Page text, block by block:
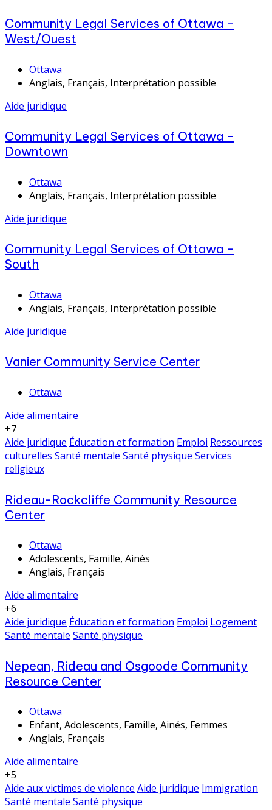
Community Legal Services of Ottawa –
West/Ouest
Ottawa
Anglais, Français, Interprétation possible
Aide juridique
Community Legal Services of Ottawa –
Downtown
Ottawa
Anglais, Français, Interprétation possible
Aide juridique
Community Legal Services of Ottawa –
South
Ottawa
Anglais, Français, Interprétation possible
Aide juridique
Vanier Community Service Center
Ottawa
Aide alimentaire
+7
Aide juridique Éducation et formation Emploi Ressources
culturelles Santé mentale Santé physique Services
religieux
Rideau-Rockcliffe Community Resource
Center
Ottawa
Adolescents, Famille, Ainés
Anglais, Français
Aide alimentaire
+6
Aide juridique Éducation et formation Emploi Logement
Santé mentale Santé physique
Nepean, Rideau and Osgoode Community
Resource Center
Ottawa
Enfant, Adolescents, Famille, Ainés, Femmes
Anglais, Français
Aide alimentaire
+5
Aide aux victimes de violence Aide juridique Immigration
Santé mentale Santé physique